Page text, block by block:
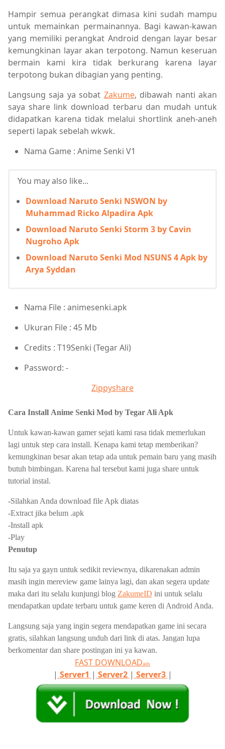
Hampir semua perangkat dimasa kini sudah mampu
untuk memainkan permainannya. Bagi kawan-kawan
yang memiliki perangkat Android dengan layar besar
kemungkinan layar akan terpotong. Namun keseruan
bermain kami kira tidak berkurang karena layar
terpotong bukan dibagian yang penting.
Langsung saja ya sobat Zakume, dibawah nanti akan
saya share link download terbaru dan mudah untuk
didapatkan karena tidak melalui shortlink aneh-aneh
seperti lapak sebelah wkwk.
Nama Game : Anime Senki V1
You may also like...
Download Naruto Senki NSWON by
Muhammad Ricko Alpadira Apk
Download Naruto Senki Storm 3 by Cavin
Nugroho Apk
Download Naruto Senki Mod NSUNS 4 Apk by
Arya Syddan
Nama File : animesenki.apk
Ukuran File : 45 Mb
Credits : T19Senki (Tegar Ali)
Password: -
Zippyshare
Cara Install Anime Senki Mod by Tegar Ali Apk
Untuk kawan-kawan gamer sejati kami rasa tidak memerlukan
lagi untuk step cara install. Kenapa kami tetap memberikan?
kemungkinan besar akan tetap ada untuk pemain baru yang masih
butuh bimbingan. Karena hal tersebut kami juga share untuk
tutorial instal.
-Silahkan Anda download file Apk diatas
-Extract jika belum .apk
-Install apk
-Play
Penutup
Itu saja ya gayn untuk sedikit reviewnya, dikarenakan admin
masih ingin mereview game lainya lagi, dan akan segera update
maka dari itu selalu kunjungi blog ZakumeID ini untuk selalu
mendapatkan update terbaru untuk game keren di Android Anda.
Langsung saja yang ingin segera mendapatkan game ini secara
gratis, silahkan langsung unduh dari link di atas. Jangan lupa
berkomentar dan share postingan ini ya kawan.
FAST DOWNLOADads
| Server1 | Server2 | Server3 |